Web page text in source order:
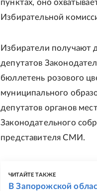
пунктах, оно
Избирательной
Избиратели получают
депутатов
бюллетень розового
муниципального
депутатов органов
Законодательного
представителя СМИ.
ЧИТАЙТЕ ТАКЖЕ
В Запорожской